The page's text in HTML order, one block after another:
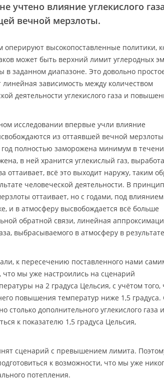
учтено влияние углекислого
вечной мерзлоты.
высокопоставленные политики,
может быть верхний лимит углеродных
заданном диапазоне. Это довольно
зависимость между количеством
деятельности углекислого газа и
исследовании впервые учли влияние
из оттаявшей вечной мерзлоты
полностью заморожена минимум в
в ней хранится углекислый газ,
всё это выходит наружу, таким
человеческой деятельности. В
оттаивает, но с годами, под влиянием
и в атмосферу высвобождается всё больше
обратной связи, линейная
выбрасываемого в атмосферу в результате
к пересечению поставленного нами
что мы уже настроились на сценарий
на 2 градуса Цельсия, с учётом того,
повышения температур ниже 1,5 градуса.
дополнительного углекислого газа
к показателю 1,5 градуса Цельсия,
сценарий с превышением лимита.
к возможности, что мы уже
потепления.